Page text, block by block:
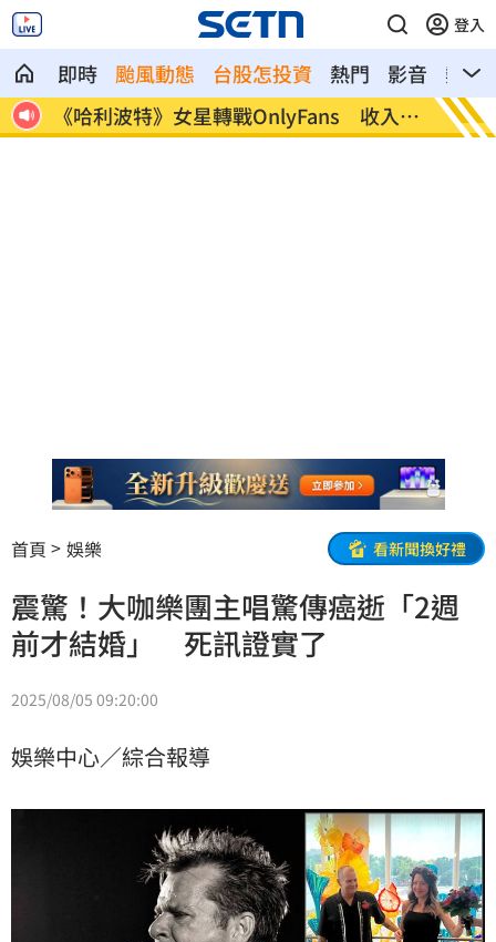
登入
即時 颱風動態 台股怎投資 熱門 影音
熱搜
曝
逛逢甲偷拍女子 30歲日籍男被逮倉皇逃
姜厚
言
首頁 娛樂 看新聞換好禮
震驚！大咖樂團主唱驚傳癌逝「2週
前才結婚」 死訊證實了
2025/08/05 09:20:00
娛樂中心／綜合報導